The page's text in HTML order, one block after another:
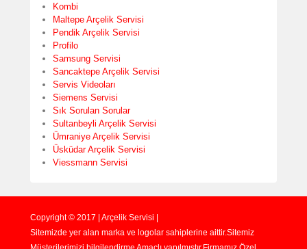
Kombi
Maltepe Arçelik Servisi
Pendik Arçelik Servisi
Profilo
Samsung Servisi
Sancaktepe Arçelik Servisi
Servis Videoları
Siemens Servisi
Sık Sorulan Sorular
Sultanbeyli Arçelik Servisi
Ümraniye Arçelik Servisi
Üsküdar Arçelik Servisi
Viessmann Servisi
Copyright © 2017 | Arçelik Servisi |
Sitemizde yer alan marka ve logolar sahiplerine aittir.Sitemiz